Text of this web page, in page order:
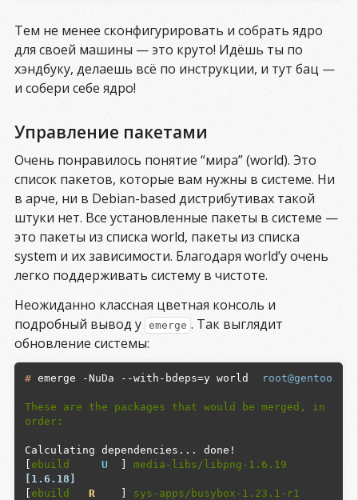
Тем не менее сконфигурировать и собрать ядро
для своей машины — это круто! Идёшь ты по
хэндбуку, делаешь всё по инструкции, и тут бац —
и собери себе ядро!
Управление пакетами
Очень понравилось понятие “мира” (world). Это
список пакетов, которые вам нужны в системе. Ни
в арче, ни в Debian-based дистрибутивах такой
штуки нет. Все установленные пакеты в системе —
это пакеты из списка world, пакеты из списка
system и их зависимости. Благодаря world’у очень
легко поддерживать систему в чистоте.
Неожиданно классная цветная консоль и
подробный вывод у emerge . Так выглядит
обновление системы:
root@gentoo
# emerge -NuDa --with-bdeps=y world
These are the packages that would be merged, in
order:
Calculating dependencies... done!
ebuild U
media-libs/libpng-1.6.19
[1.6.18]
ebuild R
sys-apps/busybox-1.23.1-r1